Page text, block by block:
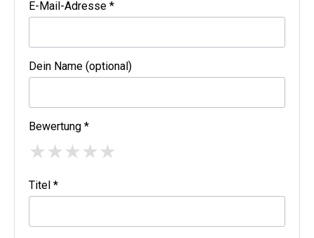
E-Mail-Adresse *
Dein Name (optional)
Bewertung *
★★★★★
Titel *